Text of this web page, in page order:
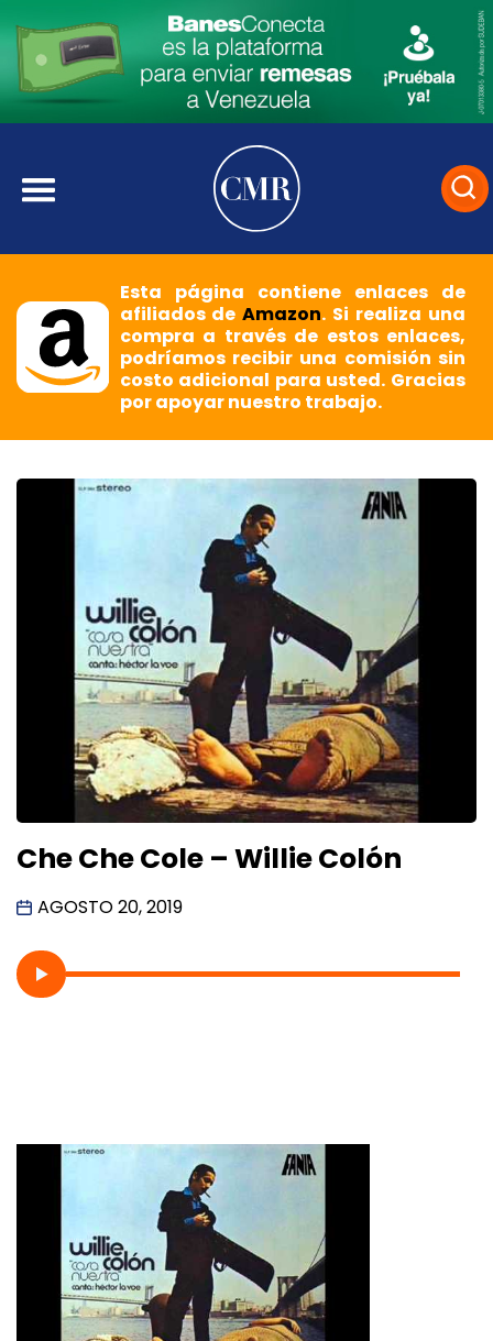
Esta página contiene enlaces de
afiliados deAmazon. Si realiza una
compra a través de estos enlaces,
podríamos recibir una comisión sin
costo adicional para usted. Gracias
por apoyar nuestro trabajo.
Che Che Cole – Willie Colón
AGOSTO 20, 2019